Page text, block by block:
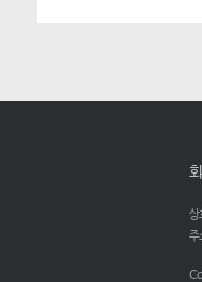
상
주